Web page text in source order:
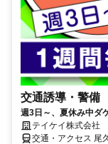
交通誘導・警備
週3日～、夏休み中
テイケイ株式会社
交通・アクセス 尾